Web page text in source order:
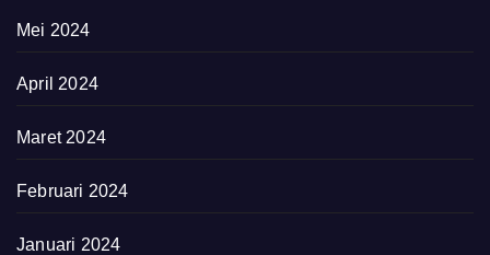
Mei 2024
April 2024
Maret 2024
Februari 2024
Januari 2024